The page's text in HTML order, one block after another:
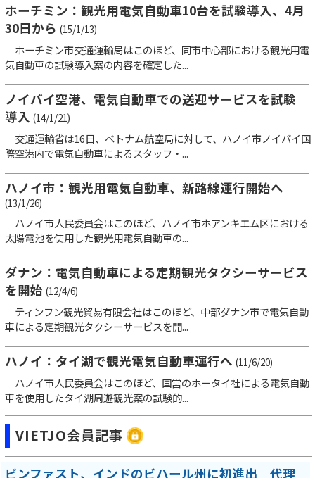
ホーチミン：観光用電気自動車10台を試験導入、4月
30日から (15/1/13)
ホーチミン市交通運輸局はこのほど、同市中心部における観光用電
気自動車の試験導入案の内容を確定した...
ノイバイ空港、電気自動車での送迎サービスを試験
導入 (14/1/21)
交通運輸省は16日、ベトナム航空局に対して、ハノイ市ノイバイ国
際空港内で電気自動車によるスタッフ・...
ハノイ市：観光用電気自動車、新路線運行開始へ
(13/1/26)
ハノイ市人民委員会はこのほど、ハノイ市ホアンキエム区における
太陽電池を使用した観光用電気自動車の...
ダナン：電気自動車による定期観光タクシーサービス
を開始 (12/4/6)
ティンフン観光貿易有限会社はこのほど、中部ダナン市で電気自動
車による定期観光タクシーサービスを開...
ハノイ：タイ湖で観光電気自動車運行へ (11/6/20)
ハノイ市人民委員会はこのほど、国営のホータイ社による電気自動
車を使用したタイ湖周遊観光案の試験的...
VIETJO会員記事
ビンファスト、インドのビハール州に初進出 代理